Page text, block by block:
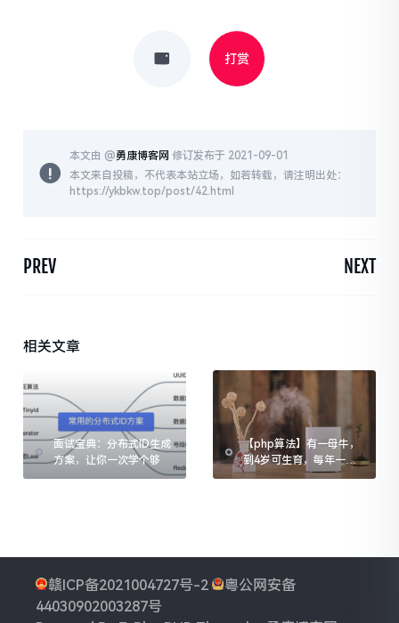
打赏
本文由 @勇康博客网 修订发布于 2021-09-01
本文来自投稿，不代表本站立场，如若转载，请注明出处：
https://ykbkw.top/post/42.html
PREV NEXT
相关文章
面试宝典：分布式ID生成
方案，让你一次学个够
【php算法】有一母牛，
到4岁可生育，每年一
头，所生均是一样的母
赣ICP备2021004727号-2
粤公网安备
44030902003287号